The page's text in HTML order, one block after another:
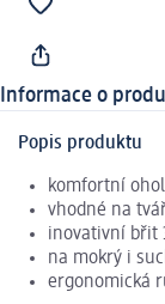
Informace o
Popis produktu
komfortní
vhodné na
inovativní břit
na mokrý i
ergonomická